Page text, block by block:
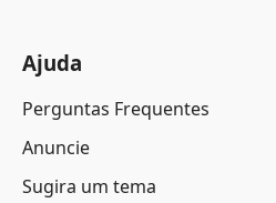
Ajuda
Perguntas Frequentes
Anuncie
Sugira um tema